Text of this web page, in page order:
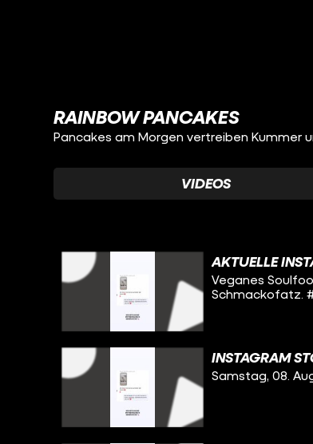
RAINBOW PANCAKES
VIDEOS
AKTUELLE
Veganes
Schmackofatz.
INSTAGRAM
Samstag, 08.